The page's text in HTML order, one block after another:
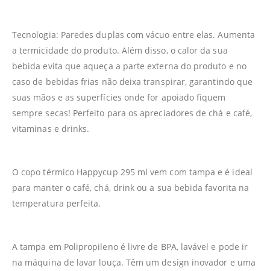
Tecnologia: Paredes duplas com vácuo entre elas. Aumenta
a termicidade do produto. Além disso, o calor da sua
bebida evita que aqueça a parte externa do produto e no
caso de bebidas frias não deixa transpirar, garantindo que
suas mãos e as superfícies onde for apoiado fiquem
sempre secas! Perfeito para os apreciadores de chá e café,
vitaminas e drinks.
O copo térmico Happycup 295 ml vem com tampa e é ideal
para manter o café, chá, drink ou a sua bebida favorita na
temperatura perfeita.
A tampa em Polipropileno é livre de BPA, lavável e pode ir
na máquina de lavar louça. Têm um design inovador e uma